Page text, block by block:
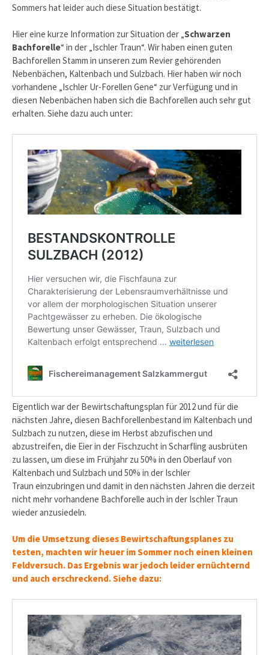
Sommers hat leider auch diese Situation bestätigt.
Hier eine kurze Information zur Situation der „Schwarzen
Bachforelle“ in der „Ischler Traun“. Wir haben einen guten
Bachforellen Stamm in unseren zum Revier gehörenden
Nebenbächen, Kaltenbach und Sulzbach. Hier haben wir noch
vorhandene „Ischler Ur-Forellen Gene“ zur Verfügung und in
diesen Nebenbächen haben sich die Bachforellen auch sehr gut
erhalten. Siehe dazu auch unter:
Eigentlich war der Bewirtschaftungsplan für 2012 und für die
nächsten Jahre, diesen Bachforellenbestand im Kaltenbach und
Sulzbach zu nutzen, diese im Herbst abzufischen und
abzustreifen, die Eier in der Fischzucht in Scharfling ausbrüten
zu lassen, um diese im Frühjahr zu 50% in den Oberlauf von
Kaltenbach und Sulzbach und 50% in der Ischler
Traun einzubringen und damit in den nächsten Jahren die derzeit
nicht mehr vorhandene Bachforelle auch in der Ischler Traun
wieder anzusiedeln.
Um die Umsetzung dieses Bewirtschaftungsplanes zu
testen, machten wir heuer im Sommer noch einen kleinen
Feldversuch. Das Ergebnis war jedoch leider ernüchternd
und auch erschreckend. Siehe dazu: